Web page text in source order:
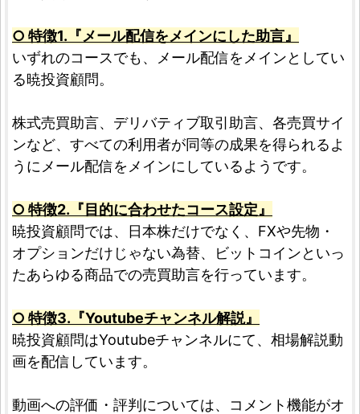
○ 特徴1.『メール配信をメインにした助言』
いずれのコースでも、メール配信をメインとしてい
る暁投資顧問。
株式売買助言、デリバティブ取引助言、各売買サイ
ンなど、すべての利用者が同等の成果を得られるよ
うにメール配信をメインにしているようです。
○ 特徴2.『目的に合わせたコース設定』
暁投資顧問では、日本株だけでなく、FXや先物・
オプションだけじゃない為替、ビットコインといっ
たあらゆる商品での売買助言を行っています。
○ 特徴3.『Youtubeチャンネル解説』
暁投資顧問はYoutubeチャンネルにて、相場解説動
画を配信しています。
動画への評価・評判については、コメント機能がオ